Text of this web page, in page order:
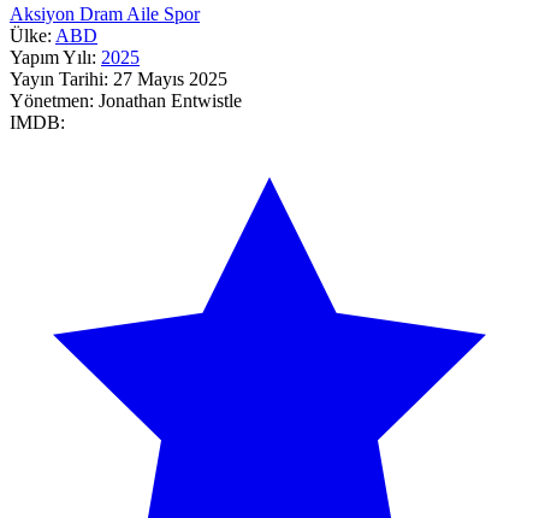
Aksiyon Dram Aile Spor
Ülke: ABD
Yapım Yılı: 2025
Yayın Tarihi: 27 Mayıs 2025
Yönetmen: Jonathan Entwistle
IMDB: